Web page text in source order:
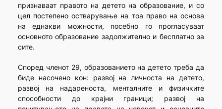
признаваат правото на детето на образование, и со
цел постепено остварување на тоа право на основа
на еднакви можности, посебно го прогласуваат
основното образование задолжително и бесплатно за
сите.
Според членот 29, образованието на детето треба да
биде насочено кон: развој на личноста на детето,
развој на надареноста, менталните и физичките
способности до крајни граници; развој на